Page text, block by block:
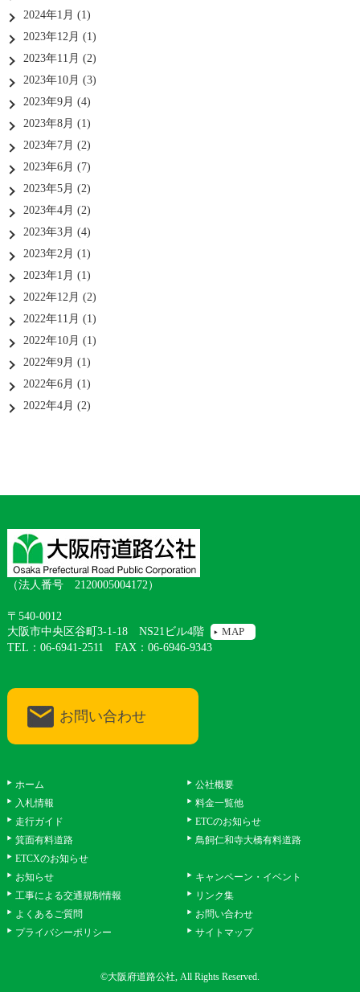
2024年1月 (1)
2023年12月 (1)
2023年11月 (2)
2023年10月 (3)
2023年9月 (4)
2023年8月 (1)
2023年7月 (2)
2023年6月 (7)
2023年5月 (2)
2023年4月 (2)
2023年3月 (4)
2023年2月 (1)
2023年1月 (1)
2022年12月 (2)
2022年11月 (1)
2022年10月 (1)
2022年9月 (1)
2022年6月 (1)
2022年4月 (2)
（法人番号 2120005004172）
〒540-0012
大阪市中央区谷町3-1-18 NS21ビル4階
MAP
TEL：06-6941-2511 FAX：06-6946-9343
お問い合わせ
ホーム
公社概要
入札情報
料金一覧他
走行ガイド
ETCのお知らせ
箕面有料道路
鳥飼仁和寺大橋有料道路
ETCXのお知らせ
お知らせ
キャンペーン・イベント
工事による交通規制情報
リンク集
よくあるご質問
お問い合わせ
プライバシーポリシー
サイトマップ
©大阪府道路公社, All Rights Reserved.